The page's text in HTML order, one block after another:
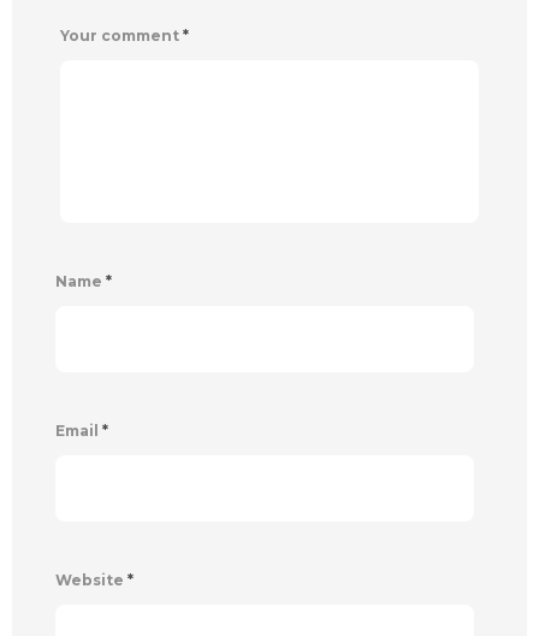
Your comment *
Name *
Email *
Website *